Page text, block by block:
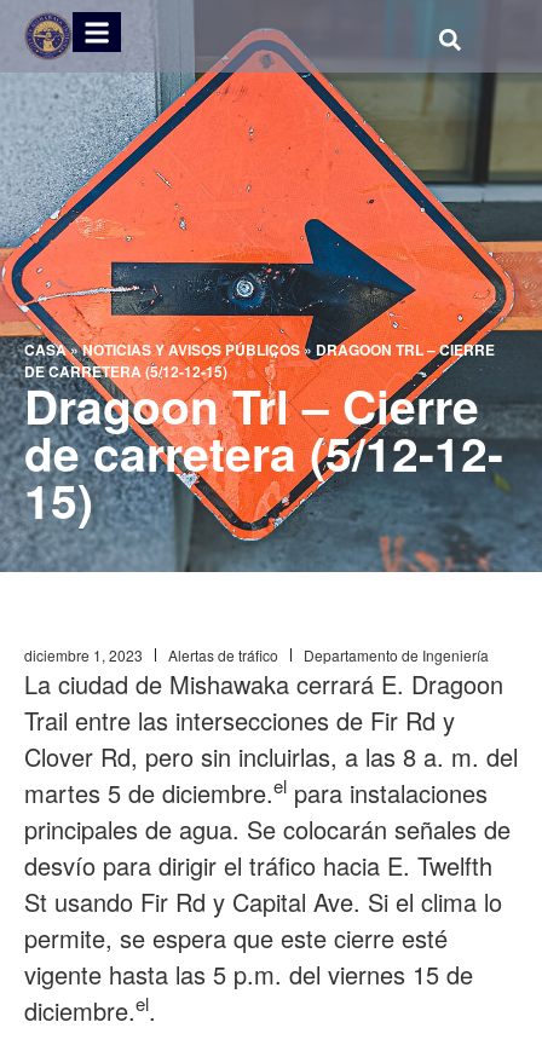
CASA»NOTICIAS Y AVISOS PÚBLICOS» DRAGOON TRL – CIERRE
DE CARRETERA (5/12-12-15)
Dragoon Trl – Cierre
de carretera (5/12-12-
15)
diciembre 1, 2023 Alertas de tráfico Departamento de Ingeniería
La ciudad de Mishawaka cerrará E. Dragoon
Trail entre las intersecciones de Fir Rd y
Clover Rd, pero sin incluirlas, a las 8 a. m. del
martes 5 de diciembre.el para instalaciones
principales de agua. Se colocarán señales de
desvío para dirigir el tráfico hacia E. Twelfth
St usando Fir Rd y Capital Ave. Si el clima lo
permite, se espera que este cierre esté
vigente hasta las 5 p.m. del viernes 15 de
diciembre.el.